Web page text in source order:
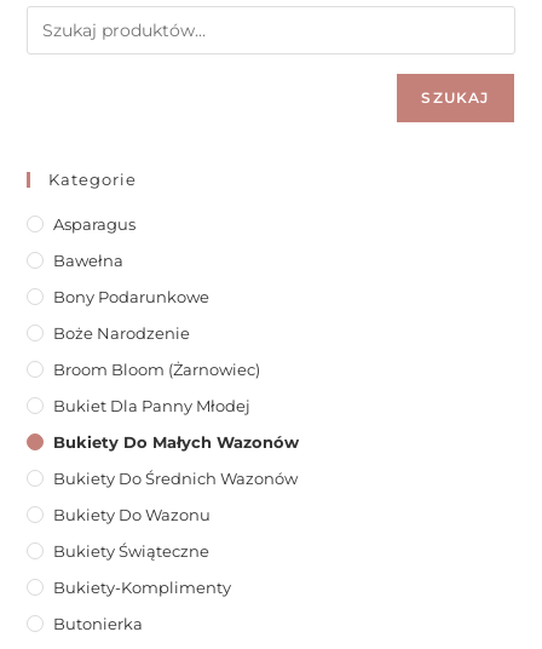
SZUKAJ
Kategorie
Asparagus
Bawełna
Bony Podarunkowe
Boże Narodzenie
Broom Bloom (żarnowiec)
Bukiet Dla Panny Młodej
Bukiety Do Małych Wazonów
Bukiety Do Średnich Wazonów
Bukiety Do Wazonu
Bukiety Świąteczne
Bukiety-Komplimenty
Butonierka